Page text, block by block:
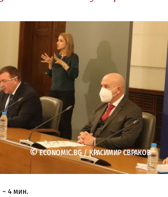
©ECONOMIC.BG /КРАСИМИР СВРАКОВ
~ 4 мин.